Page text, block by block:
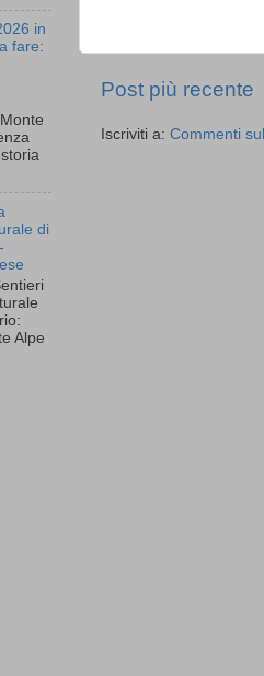
Post più recente
Iscriviti a: Commenti
in
fare:
di
Alpe